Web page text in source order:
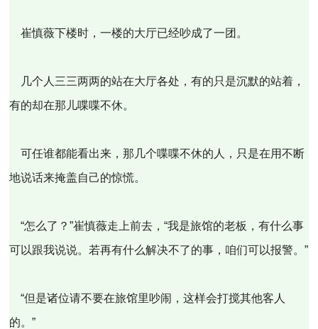
崔慎薇下楼时，一楼的大厅已经吵成了一团。
几个人三三两两的站在大厅各处，有的只是沉默的站着，
有的却在那儿喋喋不休。
可任谁都能看出来，那几个喋喋不休的人，只是在用不断
地说话来掩盖自己的惊慌。
“怎么了？”崔慎薇走上前去，“我是旅馆的老板，有什么事
可以跟我说说。若再有什么解决不了的事，咱们可以报警。”
“但是诸位请不要在旅馆里吵闹，这样会打搅其他客人
的。”